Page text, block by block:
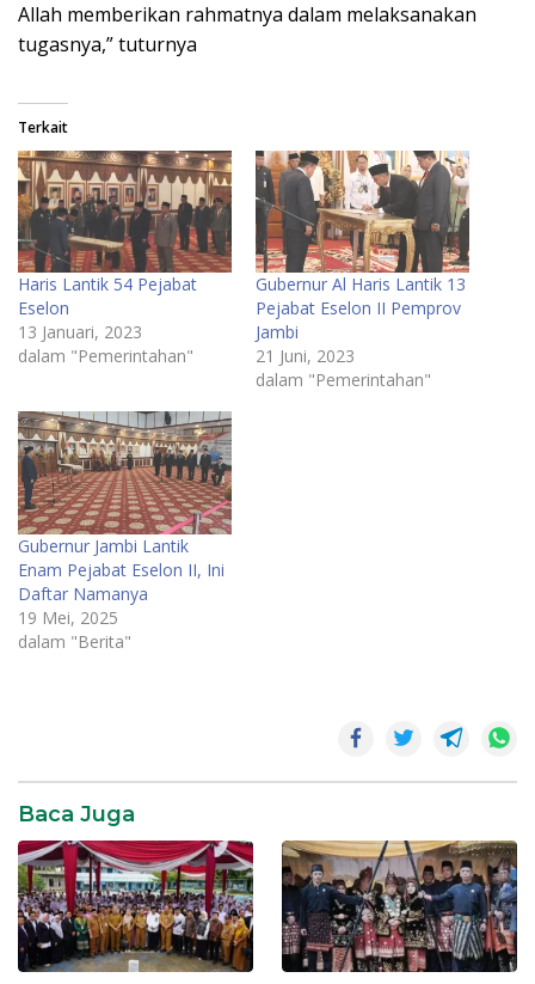
Allah memberikan rahmatnya dalam melaksanakan
tugasnya,” tuturnya
Terkait
Haris Lantik 54 Pejabat
Eselon
13 Januari, 2023
dalam "Pemerintahan"
Gubernur Al Haris Lantik 13
Pejabat Eselon II Pemprov
Jambi
21 Juni, 2023
dalam "Pemerintahan"
Gubernur Jambi Lantik
Enam Pejabat Eselon II, Ini
Daftar Namanya
19 Mei, 2025
dalam "Berita"
Baca Juga